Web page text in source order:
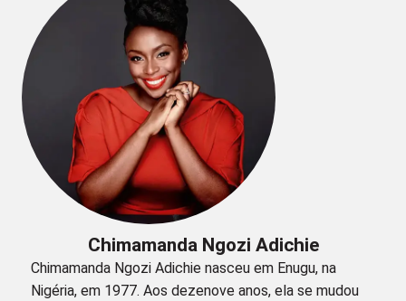
Chimamanda Ngozi Adichie
Chimamanda Ngozi Adichie nasceu em Enugu, na
Nigéria, em 1977. Aos dezenove anos, ela se mudou